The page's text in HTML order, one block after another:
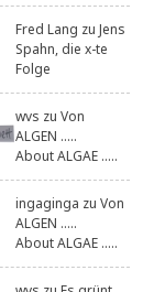
Fred Lang zuJens
Spahn, die x-te
Folge
wvs zuVon
ALGEN .....
About ALGAE .....
ingaginga zuVon
ALGEN .....
About ALGAE .....